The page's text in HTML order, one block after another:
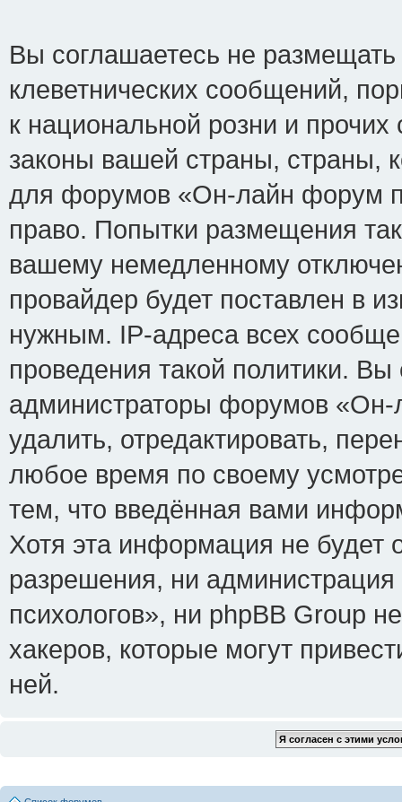
Вы соглашаетесь не
клеветнических сообщений,
к национальной розни и
законы вашей страны, страны,
для форумов «Он-лайн форум
право. Попытки размещения
вашему немедленному
провайдер будет поставлен в
нужным. IP-адреса всех
проведения такой политики.
администраторы форумов
удалить, отредактировать,
любое время по своему
тем, что введённая вами
Хотя эта информация не будет
разрешения, ни
психологов», ни phpBB Group
хакеров, которые могут
ней.